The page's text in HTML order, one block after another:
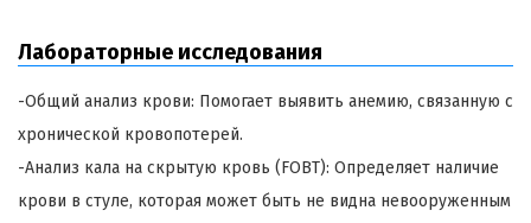
Лабораторные исследования
-Общий анализ крови: Помогает выявить анемию, связанную с
хронической кровопотерей.
-Анализ кала на скрытую кровь (FOBT): Определяет наличие
крови в стуле, которая может быть не видна невооруженным